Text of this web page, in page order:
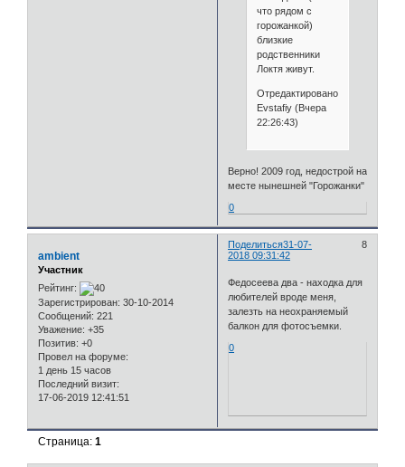
что рядом с
горожанкой)
близкие
родственники
Локтя живут.
Отредактировано
Evstafiy (Вчера
22:26:43)
Верно! 2009 год, недострой на
месте нынешней "Горожанки"
0
Поделиться 8
31-07-
2018 09:31:42
ambient
Участник
Рейтинг:
Зарегистрирован: 30-10-2014
Сообщений: 221
Уважение: +35
Позитив: +0
Провел на форуме:
1 день 15 часов
Последний визит:
17-06-2019 12:41:51
Федосеева два - находка для
любителей вроде меня,
залезть на неохраняемый
балкон для фотосъемки.
0
Страница:1